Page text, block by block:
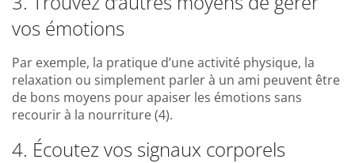
vos émotions
Par exemple, la pratique d’une activité physique, la
relaxation ou simplement parler à un ami peuvent être
de bons moyens pour apaiser les émotions sans
recourir à la nourriture (4).
4. Écoutez vos signaux corporels